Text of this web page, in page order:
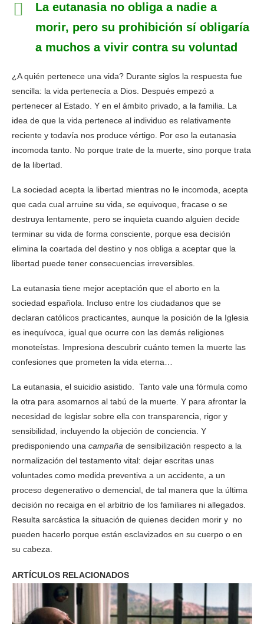
La eutanasia no obliga a nadie a
morir, pero su prohibición sí obligaría
a muchos a vivir contra su voluntad
¿A quién pertenece una vida? Durante siglos la respuesta fue
sencilla: la vida pertenecía a Dios. Después empezó a
pertenecer al Estado. Y en el ámbito privado, a la familia. La
idea de que la vida pertenece al individuo es relativamente
reciente y todavía nos produce vértigo. Por eso la eutanasia
incomoda tanto. No porque trate de la muerte, sino porque trata
de la libertad.
La sociedad acepta la libertad mientras no le incomoda, acepta
que cada cual arruine su vida, se equivoque, fracase o se
destruya lentamente, pero se inquieta cuando alguien decide
terminar su vida de forma consciente, porque esa decisión
elimina la coartada del destino y nos obliga a aceptar que la
libertad puede tener consecuencias irreversibles.
La eutanasia tiene mejor aceptación que el aborto en la
sociedad española. Incluso entre los ciudadanos que se
declaran católicos practicantes, aunque la posición de la Iglesia
es inequívoca, igual que ocurre con las demás religiones
monoteístas. Impresiona descubrir cuánto temen la muerte las
confesiones que prometen la vida eterna…
La eutanasia, el suicidio asistido. Tanto vale una fórmula como
la otra para asomarnos al tabú de la muerte. Y para afrontar la
necesidad de legislar sobre ella con transparencia, rigor y
sensibilidad, incluyendo la objeción de conciencia. Y
predisponiendo una campaña de sensibilización respecto a la
normalización del testamento vital: dejar escritas unas
voluntades como medida preventiva a un accidente, a un
proceso degenerativo o demencial, de tal manera que la última
decisión no recaiga en el arbitrio de los familiares ni allegados.
Resulta sarcástica la situación de quienes deciden morir y no
pueden hacerlo porque están esclavizados en su cuerpo o en
su cabeza.
ARTÍCULOS RELACIONADOS